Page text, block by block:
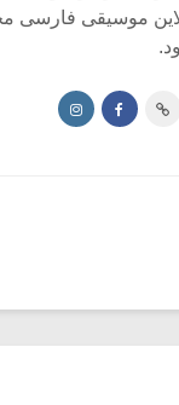
موسیقی